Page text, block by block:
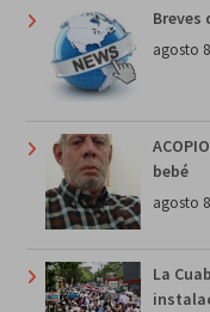
Breves
agosto
bebé
agosto
La